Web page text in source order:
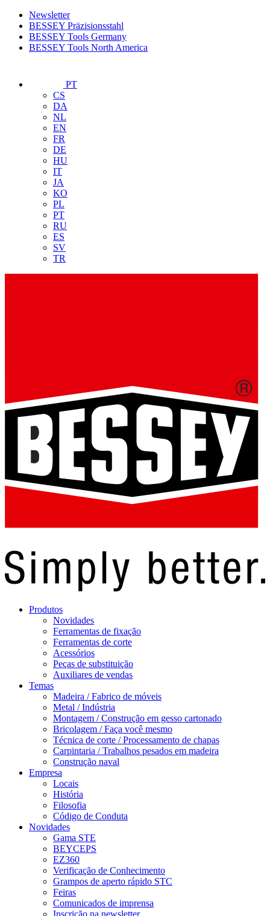
Newsletter
BESSEY Präzisionsstahl
BESSEY Tools Germany
BESSEY Tools North America
PT
CS
DA
NL
EN
FR
DE
HU
IT
JA
KO
PL
PT
RU
ES
SV
TR
Produtos
Novidades
Ferramentas de fixação
Ferramentas de corte
Acessórios
Peças de substituição
Auxiliares de vendas
Temas
Madeira / Fabrico de móveis
Metal / Indústria
Montagem / Construção em gesso cartonado
Bricolagem / Faça você mesmo
Técnica de corte / Processamento de chapas
Carpintaria / Trabalhos pesados em madeira
Construção naval
Empresa
Locais
História
Filosofia
Código de Conduta
Novidades
Gama STE
BEYCEPS
EZ360
Verificação de Conhecimento
Grampos de aperto rápido STC
Feiras
Comunicados de imprensa
Inscrição na newsletter